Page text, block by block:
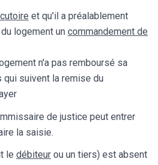
et qu'il a préalablement
logement un commandement de
n'a pas remboursé sa
suivent la remise du
de justice peut entrer
la saisie.
le débiteur ou un tiers) est absent